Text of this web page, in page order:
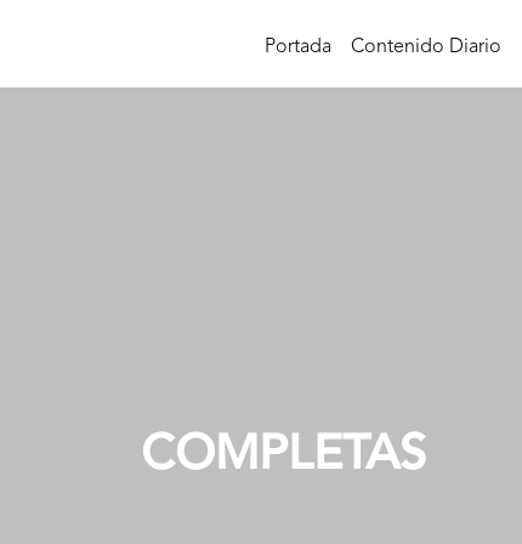
Portada Contenido Diario
COMPLETAS